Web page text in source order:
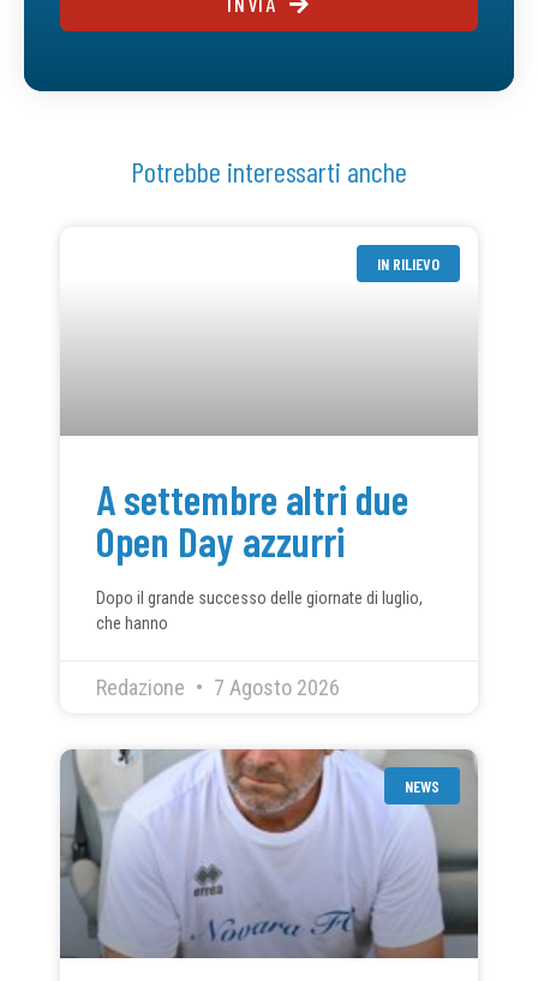
Potrebbe interessarti anche
IN RILIEVO
A settembre altri due
Open Day azzurri
Dopo il grande successo delle giornate di luglio,
che hanno
Redazione 7 Agosto 2026
NEWS